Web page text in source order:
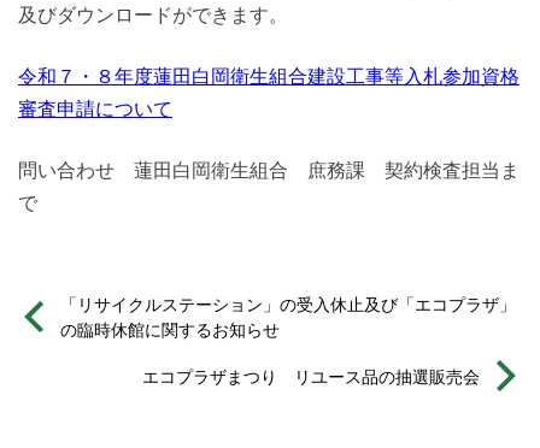
及びダウンロードができます。
令和７・８年度蓮田白岡衛生組合建設工事等入札参加資格
審査申請について
問い合わせ 蓮田白岡衛生組合 庶務課 契約検査担当ま
で
「リサイクルステーション」の受入休止及び「エコプラザ」
の臨時休館に関するお知らせ
エコプラザまつり リユース品の抽選販売会